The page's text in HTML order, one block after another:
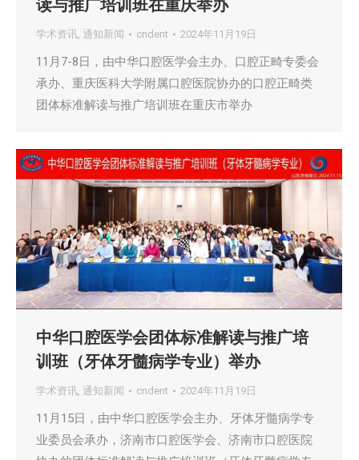
读与推广培训班在重庆举办
学术资讯, 通知新闻 cndent 2024年11月19日
11月7-8日，由中华口腔医学会主办、口腔正畸专委会
承办、重庆医科大学附属口腔医院协办的口腔正畸类
团体标准解读与推广培训班在重庆市举办
中华口腔医学会团体标准解读与推广培
训班（牙体牙髓病学专业）举办
学术资讯, 通知新闻 cndent 2024年11月19日
11月15日，由中华口腔医学会主办、牙体牙髓病学专
业委员会承办，济南市口腔医学会、济南市口腔医院